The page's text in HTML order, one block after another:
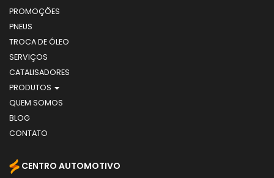
PROMOÇÕES
PNEUS
TROCA DE ÓLEO
SERVIÇOS
CATALISADORES
PRODUTOS
QUEM SOMOS
BLOG
CONTATO
CENTRO AUTOMOTIVO